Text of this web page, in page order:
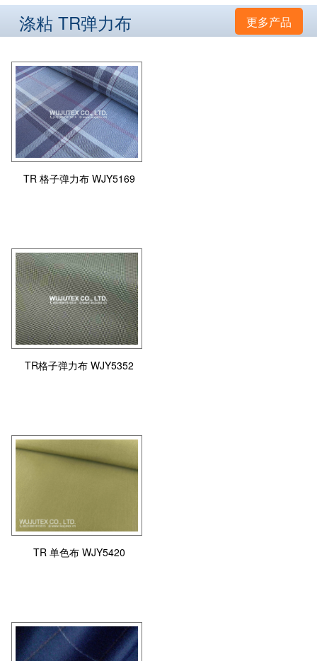
涤粘 TR弹力布 更多产品
TR 格子弹力布 WJY5169
TR格子弹力布 WJY5352
TR 单色布 WJY5420